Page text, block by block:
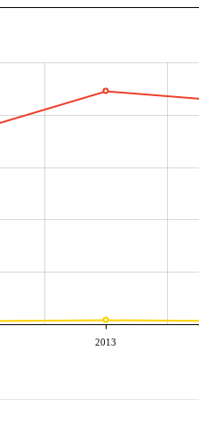
2013